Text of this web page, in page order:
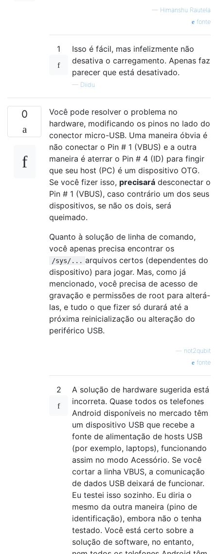
— Himanshu Rautela
fonte
1
Isso é fácil, mas infelizmente não
desativa o carregamento. Apenas faz
parecer que está desativado.
— Diidu
0
Você pode resolver o problema no
hardware, modificando os pinos no lado do
conector micro-USB. Uma maneira óbvia é
não conectar o Pin # 1 (VBUS) e a outra
maneira é aterrar o Pin # 4 (ID) para fingir
que seu host (PC) é um dispositivo OTG.
Se você fizer isso, precisará desconectar o
Pin # 1 (VBUS), caso contrário um dos seus
dispositivos, se não os dois, será
queimado.
Quanto à solução de linha de comando,
você apenas precisa encontrar os
/sys/... arquivos certos (dependentes do
dispositivo) para jogar. Mas, como já
mencionado, você precisa de acesso de
gravação e permissões de root para alterá-
las, e tudo o que fizer só durará até a
próxima reinicialização ou alteração do
periférico USB.
not2qubit
fonte
2
A solução de hardware sugerida está
incorreta. Quase todos os telefones
Android disponíveis no mercado têm
um dispositivo USB que recebe a
fonte de alimentação de hosts USB
(por exemplo, laptops), funcionando
assim no modo Acessório. Se você
cortar a linha VBUS, a comunicação
de dados USB deixará de funcionar.
Eu testei isso sozinho. Eu diria o
mesmo da outra maneira (pino de
identificação), embora não o tenha
testado. Você está certo sobre a
solução de software, no entanto,